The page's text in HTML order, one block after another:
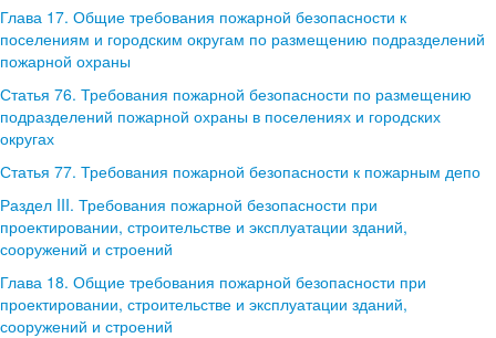
Глава 17. Общие требования пожарной безопасности к
поселениям и городским округам по размещению подразделений
пожарной охраны
Статья 76. Требования пожарной безопасности по размещению
подразделений пожарной охраны в поселениях и городских
округах
Статья 77. Требования пожарной безопасности к пожарным депо
Раздел III. Требования пожарной безопасности при
проектировании, строительстве и эксплуатации зданий,
сооружений и строений
Глава 18. Общие требования пожарной безопасности при
проектировании, строительстве и эксплуатации зданий,
сооружений и строений